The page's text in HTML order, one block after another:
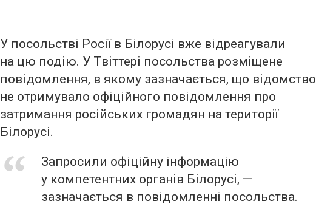
У посольстві Росії в Білорусі вже відреагували
на цю подію. У Твіттері посольства розміщене
повідомлення, в якому зазначається, що відомство
не отримувало офіційного повідомлення про
затримання російських громадян на території
Білорусі.
Запросили офіційну інформацію
у компетентних органів Білорусі, —
зазначається в повідомленні посольства.